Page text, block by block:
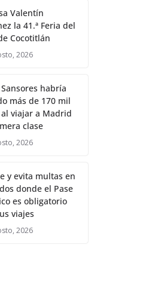
Valentín
la 41.ª Feria del
Cocotitlán
2026
habría
más de 170 mil
al viajar a Madrid
clase
2026
y evita multas en
donde el Pase
es obligatorio
viajes
2026